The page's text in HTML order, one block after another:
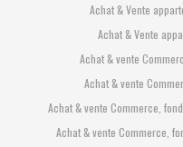
Achat & Vente
Achat & Vente
Achat & vente
Achat & vente
Achat & vente Commerce,
Achat & vente Commerce,